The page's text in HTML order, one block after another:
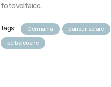
fotovoltaice.
Tags: Germania panouri solare
pe balcoane